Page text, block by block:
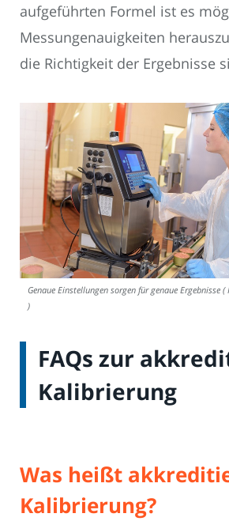
aufgeführten Formel ist es
Messungenauigkeiten
die Richtigkeit der Ergebnisse
Genaue Einstellungen sorgen für genaue Ergebnisse (
)
FAQs zur
Kalibrierung
Was heißt
Kalibrierung?